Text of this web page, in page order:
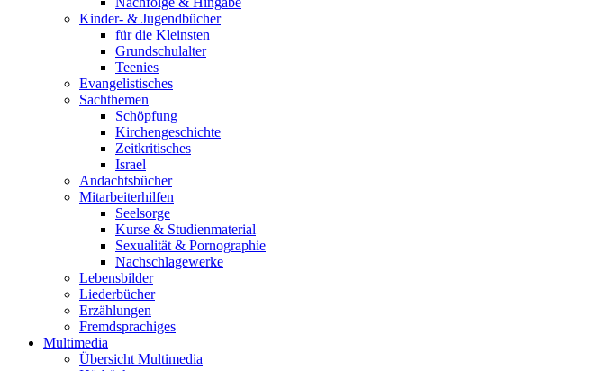
Kinder- & Jugendbücher
für die Kleinsten
Grundschulalter
Teenies
Evangelistisches
Sachthemen
Schöpfung
Kirchengeschichte
Zeitkritisches
Israel
Andachtsbücher
Mitarbeiterhilfen
Seelsorge
Kurse & Studienmaterial
Sexualität & Pornographie
Nachschlagewerke
Lebensbilder
Liederbücher
Erzählungen
Fremdsprachiges
Multimedia
Übersicht Multimedia